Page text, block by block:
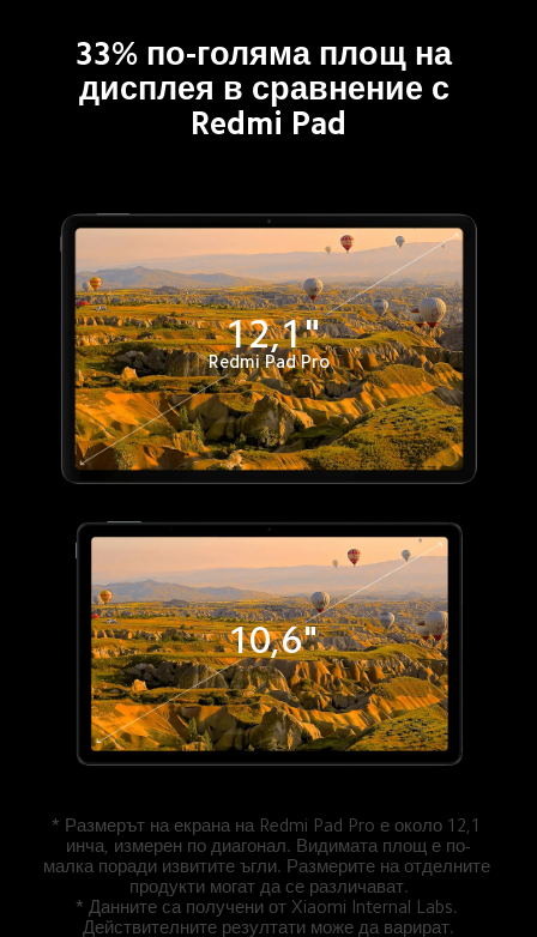
33% по-голяма площ на
дисплея в сравнение с
Redmi Pad
12,1"
Redmi Pad Pro
10,6"
* Размерът на екрана на Redmi Pad Pro е около 12,1
инча, измерен по диагонал. Видимата площ е по-
малка поради извитите ъгли. Размерите на отделните
продукти могат да се различават.
* Данните са получени от Xiaomi Internal Labs.
Действителните резултати може да варират.